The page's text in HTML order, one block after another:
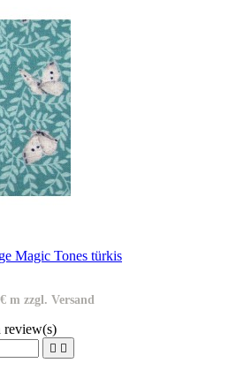
Magic Tones türkis
m zzgl. Versand
review(s)
 